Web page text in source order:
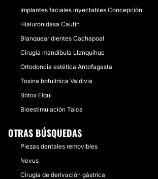
Implantes faciales inyectables Concepción
Hialuronidasa Cautín
Blanquear dientes Cachapoal
Cirugía mandíbula Llanquihue
Ortodoncia estética Antofagasta
Toxina botulínica Valdivia
Bótox Elqui
Bioestimulación Talca
OTRAS BÚSQUEDAS
Piezas dentales removibles
Nevus
Cirugía de derivación gástrica